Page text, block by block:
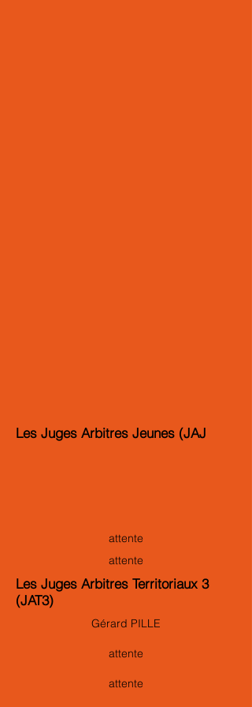
Les Juges Arbitres Jeunes (JAJ
attente
attente
Les Juges Arbitres Territoriaux 3
(JAT3)
Gérard PILLE
attente
attente